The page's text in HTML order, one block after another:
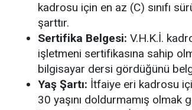
kadrosu için en az (C) sınıfı
şarttır.
Sertifika Belgesi: V.H.K.İ.
işletmeni sertifikasına sahip
bilgisayar dersi gördüğünü
Yaş Şartı: İtfaiye eri kadrosu
30 yaşını doldurmamış olmak